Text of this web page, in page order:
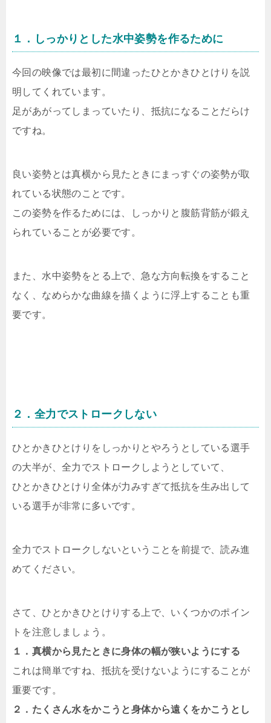
１．しっかりとした水中姿勢を作るために
今回の映像では最初に間違ったひとかきひとけりを説
明してくれています。
足があがってしまっていたり、抵抗になることだらけ
ですね。
良い姿勢とは真横から見たときにまっすぐの姿勢が取
れている状態のことです。
この姿勢を作るためには、しっかりと腹筋背筋が鍛え
られていることが必要です。
また、水中姿勢をとる上で、急な方向転換をすること
なく、なめらかな曲線を描くように浮上することも重
要です。
２．全力でストロークしない
ひとかきひとけりをしっかりとやろうとしている選手
の大半が、全力でストロークしようとしていて、
ひとかきひとけり全体が力みすぎて抵抗を生み出して
いる選手が非常に多いです。
全力でストロークしないということを前提で、読み進
めてください。
さて、ひとかきひとけりする上で、いくつかのポイン
トを注意しましょう。
１．真横から見たときに身体の幅が狭いようにする
これは簡単ですね、抵抗を受けないようにすることが
重要です。
２．たくさん水をかこうと身体から遠くをかこうとし